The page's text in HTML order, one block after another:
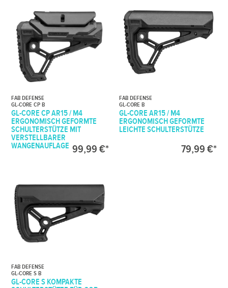
FAB DEFENSE
GL-CORE CP B
GL-CORE CP AR15 / M4
ERGONOMISCH GEFORMTE
SCHULTERSTÜTZE MIT
VERSTELLBARER
WANGENAUFLAGE 99,99 €*
FAB DEFENSE
GL-CORE B
GL-CORE AR15 / M4
ERGONOMISCH GEFORMTE
LEICHTE SCHULTERSTÜTZE
79,99 €*
FAB DEFENSE
GL-CORE S B
GL-CORE S KOMPAKTE